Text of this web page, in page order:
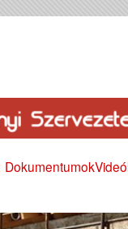
Dokumentumok